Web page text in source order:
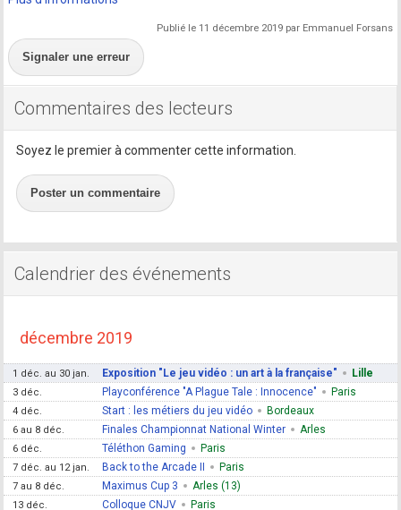
Publié le 11 décembre 2019 par Emmanuel Forsans
Signaler une erreur
Commentaires des lecteurs
Soyez le premier à commenter cette information.
Poster un commentaire
Calendrier des événements
décembre 2019
1 déc. au 30 jan. Exposition "Le jeu vidéo : un art à la française" Lille
3 déc. Playconférence "A Plague Tale : Innocence" Paris
4 déc. Start : les métiers du jeu vidéo Bordeaux
6 au 8 déc. Finales Championnat National Winter Arles
6 déc. Téléthon Gaming Paris
7 déc. au 12 jan. Back to the Arcade II Paris
7 au 8 déc. Maximus Cup 3 Arles (13)
13 déc. Colloque CNJV Paris